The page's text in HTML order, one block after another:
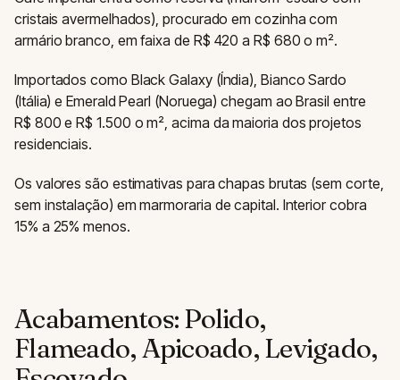
cristais avermelhados), procurado em cozinha com
armário branco, em faixa de R$ 420 a R$ 680 o m².
Importados como Black Galaxy (Índia), Bianco Sardo
(Itália) e Emerald Pearl (Noruega) chegam ao Brasil entre
R$ 800 e R$ 1.500 o m², acima da maioria dos projetos
residenciais.
Os valores são estimativas para chapas brutas (sem corte,
sem instalação) em marmoraria de capital. Interior cobra
15% a 25% menos.
Acabamentos: Polido,
Flameado, Apicoado, Levigado,